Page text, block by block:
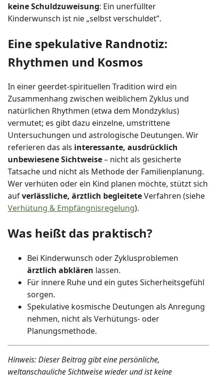
keine Schuldzuweisung: Ein unerfüllter
Kinderwunsch ist nie „selbst verschuldet”.
Eine spekulative Randnotiz:
Rhythmen und Kosmos
In einer geerdet-spirituellen Tradition wird ein
Zusammenhang zwischen weiblichem Zyklus und
natürlichen Rhythmen (etwa dem Mondzyklus)
vermutet; es gibt dazu einzelne, umstrittene
Untersuchungen und astrologische Deutungen. Wir
referieren das als interessante, ausdrücklich
unbewiesene Sichtweise– nicht als gesicherte
Tatsache und nicht als Methode der Familienplanung.
Wer verhüten oder ein Kind planen möchte, stützt sich
aufverlässliche, ärztlich begleiteteVerfahren (siehe
Verhütung & Empfängnisregelung).
Was heißt das praktisch?
Bei Kinderwunsch oder Zyklusproblemen
ärztlich abklären lassen.
Für innere Ruhe und ein gutes Sicherheitsgefühl
sorgen.
Spekulative kosmische Deutungen als Anregung
nehmen, nicht als Verhütungs- oder
Planungsmethode.
Hinweis: Dieser Beitrag gibt eine persönliche,
weltanschauliche Sichtweise wieder und ist keine